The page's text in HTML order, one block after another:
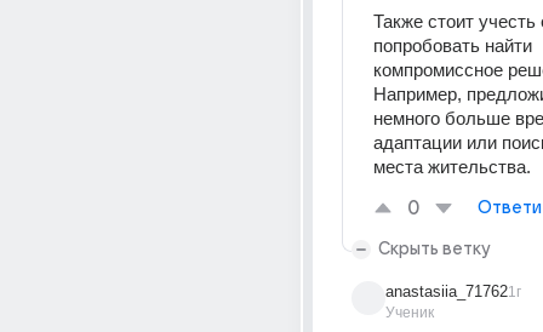
Также стоит
попробовать найти
компромиссное
Например,
немного больше
адаптации или
места жительства.
0
Скрыть ветку
anastasiia_71762
Ученик
1г